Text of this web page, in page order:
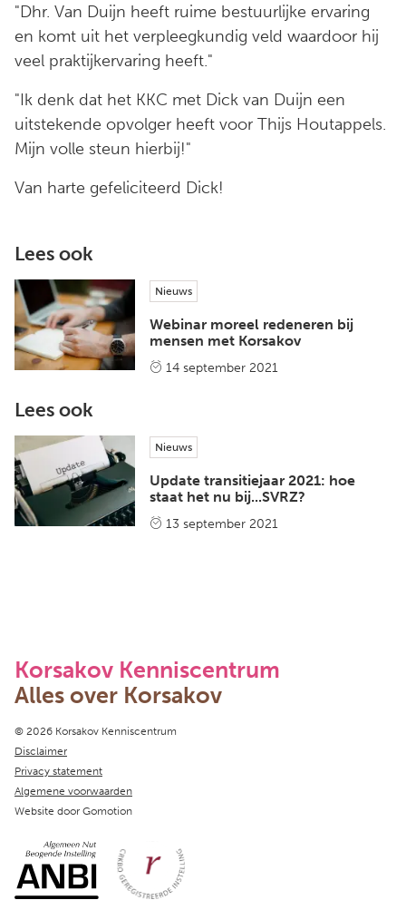
"Dhr. Van Duijn heeft ruime bestuurlijke ervaring
en komt uit het verpleegkundig veld waardoor hij
veel praktijkervaring heeft."
"Ik denk dat het KKC met Dick van Duijn een
uitstekende opvolger heeft voor Thijs Houtappels.
Mijn volle steun hierbij!"
Van harte gefeliciteerd Dick!
Lees ook
Nieuws
Webinar moreel redeneren bij
mensen met Korsakov
14 september 2021
Lees ook
Nieuws
Update transitiejaar 2021: hoe
staat het nu bij...SVRZ?
13 september 2021
Korsakov Kenniscentrum
Alles over Korsakov
Copyright navigation
© 2026 Korsakov Kenniscentrum
Disclaimer
Privacy statement
Algemene voorwaarden
Website door Gomotion